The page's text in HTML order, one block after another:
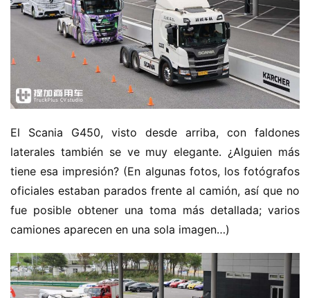
El Scania G450, visto desde arriba, con faldones
laterales también se ve muy elegante. ¿Alguien más
tiene esa impresión? (En algunas fotos, los fotógrafos
oficiales estaban parados frente al camión, así que no
fue posible obtener una toma más detallada; varios
camiones aparecen en una sola imagen…)